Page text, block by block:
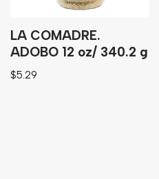
LA COMADRE.
ADOBO 12 oz/ 340.2 g
$5.29